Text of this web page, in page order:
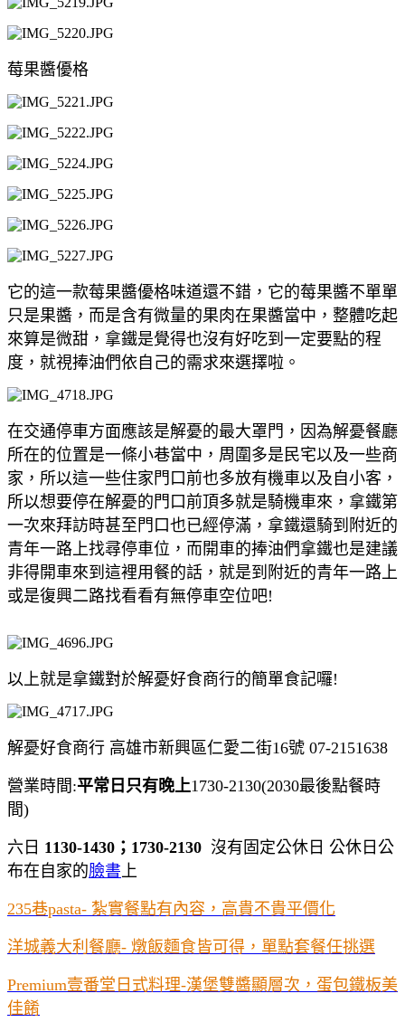
莓果醬優格
它的這一款莓果醬優格味道還不錯，它的莓果醬不單單
只是果醬，而是含有微量的果肉在果醬當中，整體吃起
來算是微甜，拿鐵是覺得也沒有好吃到一定要點的程
度，就視捧油們依自己的需求來選擇啦。
在交通停車方面應該是解憂的最大罩門，因為解憂餐廳
所在的位置是一條小巷當中，周圍多是民宅以及一些商
家，所以這一些住家門口前也多放有機車以及自小客，
所以想要停在解憂的門口前頂多就是騎機車來，拿鐵第
一次來拜訪時甚至門口也已經停滿，拿鐵還騎到附近的
青年一路上找尋停車位，而開車的捧油們拿鐵也是建議
非得開車來到這裡用餐的話，就是到附近的青年一路上
或是復興二路找看看有無停車空位吧!
以上就是拿鐵對於解憂好食商行的簡單食記囉!
解憂好食商行 高雄市新興區仁愛二街16號 07-2151638
營業時間:平常日只有晚上1730-2130(2030最後點餐時
間)
六日 1130-1430；1730-2130 沒有固定公休日 公休日公
布在自家的臉書 上
235巷pasta- 紮實餐點有內容，高貴不貴平價化
洋城義大利餐廳- 燉飯麵食皆可得，單點套餐任挑選
Premium壹番堂日式料理-漢堡雙醬顯層次，蛋包鐵板美
佳餚